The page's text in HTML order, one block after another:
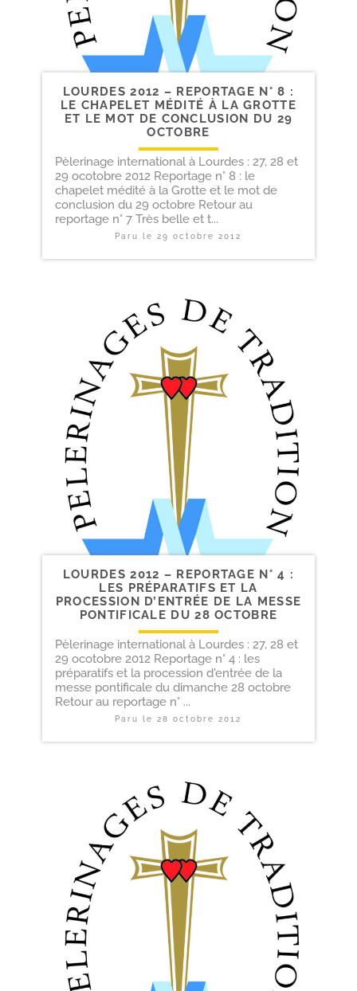
LOURDES 2012 – REPORTAGE N° 8 :
LE CHAPELET MÉDITÉ À LA GROTTE
ET LE MOT DE CONCLUSION DU 29
OCTOBRE
Pèlerinage international à Lourdes : 27, 28 et
29 ocotobre 2012 Reportage n° 8 : le
chapelet médité à la Grotte et le mot de
conclusion du 29 octobre Retour au
reportage n° 7 Très belle et t...
Paru le29 octobre 2012
LOURDES 2012 – REPORTAGE N° 4 :
LES PRÉPARATIFS ET LA
PROCESSION D’ENTRÉE DE LA MESSE
PONTIFICALE DU 28 OCTOBRE
Pèlerinage international à Lourdes : 27, 28 et
29 ocotobre 2012 Reportage n° 4 : les
préparatifs et la procession d'entrée de la
messe pontificale du dimanche 28 octobre
Retour au reportage n° ...
Paru le28 octobre 2012